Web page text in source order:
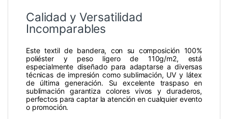
Calidad y Versatilidad
Incomparables
Este textil de bandera, con su composición 100%
poliéster y peso ligero de 110g/m2, está
especialmente diseñado para adaptarse a diversas
técnicas de impresión como sublimación, UV y látex
de última generación. Su excelente traspaso en
sublimación garantiza colores vivos y duraderos,
perfectos para captar la atención en cualquier evento
o promoción.